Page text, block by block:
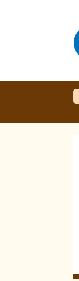
で
ば